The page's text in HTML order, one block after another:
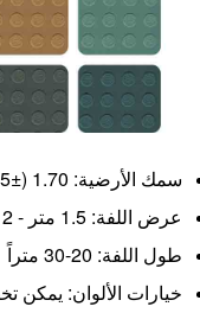
سمك الأرضية: 1.70 (±0.15 مم)
عرض اللفة: 1.5 متر - 2 متر
طول اللفة: 20-30 متراً
خيارات الألوان: يمكن